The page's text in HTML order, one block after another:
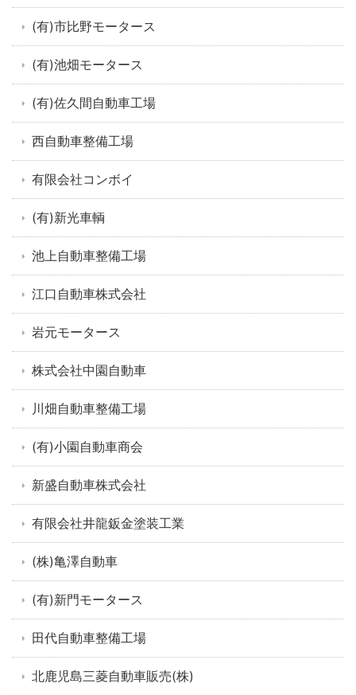
(有)市比野モータース
(有)池畑モータース
(有)佐久間自動車工場
西自動車整備工場
有限会社コンボイ
(有)新光車輌
池上自動車整備工場
江口自動車株式会社
岩元モータース
株式会社中園自動車
川畑自動車整備工場
(有)小園自動車商会
新盛自動車株式会社
有限会社井龍鈑金塗装工業
(株)亀澤自動車
(有)新門モータース
田代自動車整備工場
北鹿児島三菱自動車販売(株)